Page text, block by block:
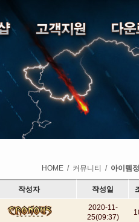
HOME / 커뮤니티 / 아이템
작성자 작성일
2020-11-
25(09:37)